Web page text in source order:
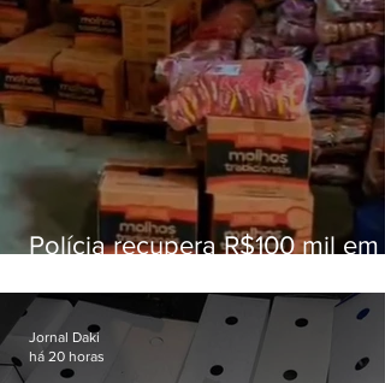
Polícia recupera R$100 mil em
Fluminense
Jornal Daki
há 20 horas